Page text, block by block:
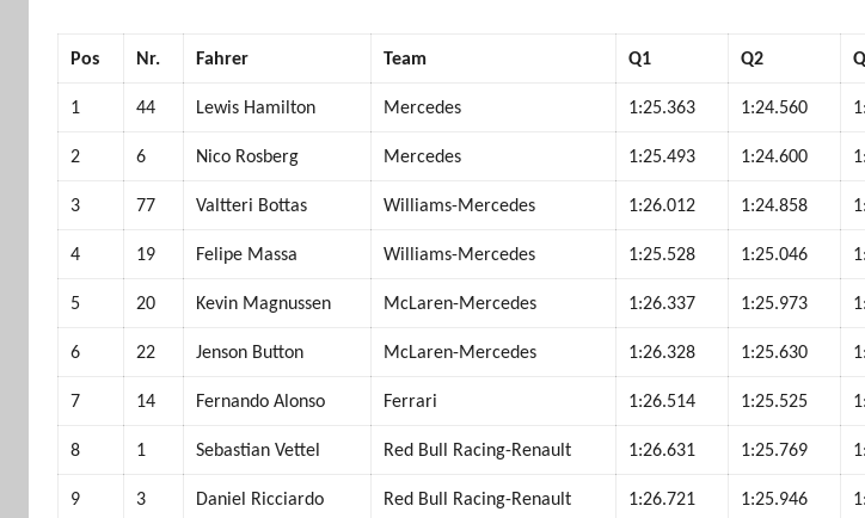
Pos Nr. Fahrer Team Q1 Q2
1 44 Lewis Hamilton Mercedes 1:25.363 1:24.560
2 6 Nico Rosberg Mercedes 1:25.493 1:24.600
3 77 Valtteri Bottas Williams-Mercedes 1:26.012 1:24.858
4 19 Felipe Massa Williams-Mercedes 1:25.528 1:25.046
5 20 Kevin Magnussen McLaren-Mercedes 1:26.337 1:25.973
6 22 Jenson Button McLaren-Mercedes 1:26.328 1:25.630
7 14 Fernando Alonso Ferrari 1:26.514 1:25.525
8 1 Sebastian Vettel Red Bull Racing-Renault 1:26.631 1:25.769
9 3 Daniel Ricciardo Red Bull Racing-Renault 1:26.721 1:25.946